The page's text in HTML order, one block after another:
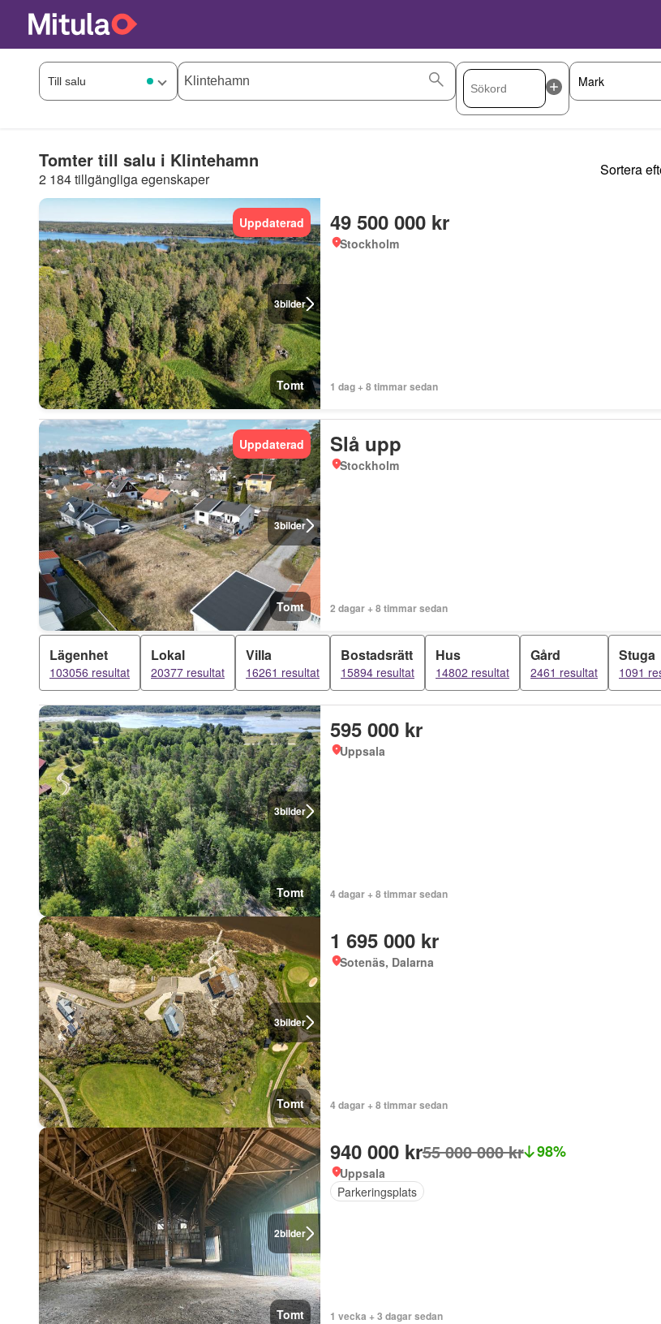
Tomter till salu i Klintehamn
2 184 tillgängliga egenskaper
Sortera
3bilder
Uppdaterad
Tomt
49 500 000 kr
Stockholm
1 dag + 8 timmar sedan
3bilder
Uppdaterad
Tomt
Slå upp
Stockholm
2 dagar + 8 timmar sedan
Lägenhet
103056 resultat
Lokal
20377 resultat
Villa
16261 resultat
Bostadsrätt
15894 resultat
Hus
14802 resultat
Gård
2461 resultat
Stuga
1091
3bilder
Tomt
595 000 kr
Uppsala
4 dagar + 8 timmar sedan
3bilder
Tomt
1 695 000 kr
Sotenäs, Dalarna
4 dagar + 8 timmar sedan
2bilder
Tomt
940 000 kr55 000 000 kr 98%
Uppsala
Parkeringsplats
1 vecka + 3 dagar sedan